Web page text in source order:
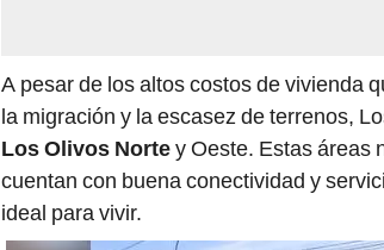
A pesar de los altos costos de vivienda
la migración y la escasez de terrenos,
Los Olivos Nortey Oeste. Estas áreas
cuentan con buena conectividad y
ideal para vivir.